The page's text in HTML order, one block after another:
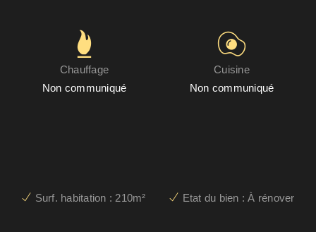
Chauffage
Non communiqué
Cuisine
Non communiqué
Surf. habitation : 210m² Etat du bien : À rénover